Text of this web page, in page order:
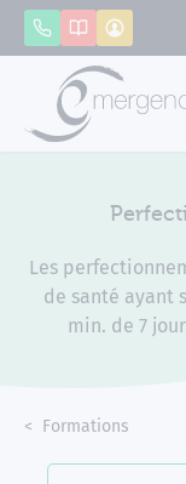
AppelerCatalogue
Les
de santé ayant
min. de 7
Accueil
Formations
Panneau de gestion